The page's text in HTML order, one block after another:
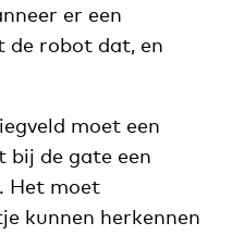
er een
robot dat, en
moet een
bij de gate een
Het moet
kunnen herkennen